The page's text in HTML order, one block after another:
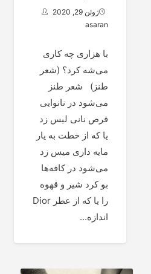
ژوئن 29, 2020
asaran
با هزاری چه كاری
می‌شه كرد؟ (شعر
طنز) شعر طنز
می‌شود در نانوایی
قرص نانی لیس زد
یا که از خطت به یار
مایه داری میس زد
می‌شود در کافه‌ها
بو کرد شیر و قهوه
را یا که از عطر Dior
اندازه...